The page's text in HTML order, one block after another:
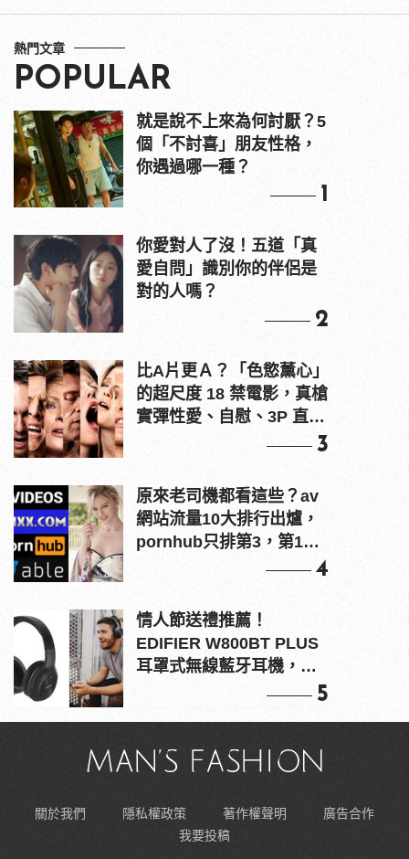
熱門文章
POPULAR
就是說不上來為何討厭？5
個「不討喜」朋友性格，
你遇過哪一種？
1
你愛對人了沒！五道「真
愛自問」識別你的伴侶是
對的人嗎？
2
比A片更Ａ？「色慾薰心」
的超尺度 18 禁電影，真槍
實彈性愛、自慰、3P 直接
3
原來老司機都看這些？av
網站流量10大排行出爐，
pornhub只排第3，第1名
4
情人節送禮推薦！
EDIFIER W800BT PLUS
耳罩式無線藍牙耳機，在
5
關於我們 隱私權政策 著作權聲明
廣告合作
我要投稿